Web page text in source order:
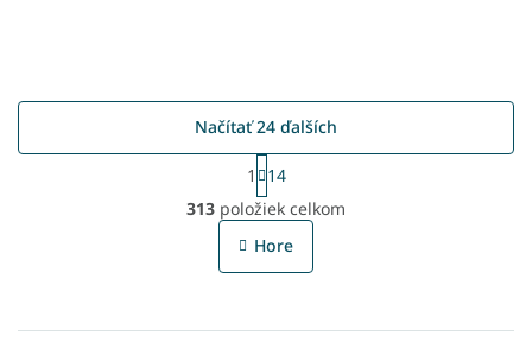
O
v
l
c
Načítať 24 ďalších
S
t
r
á
n
a
1
14
313 položiek celkom
Hore